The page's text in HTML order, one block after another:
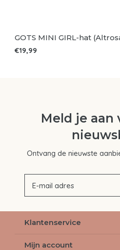
GOTS MINI GIRL-hat
€19,99
Meld je aan
Ontvang de nieuwste
Klantenservice
Mijn account